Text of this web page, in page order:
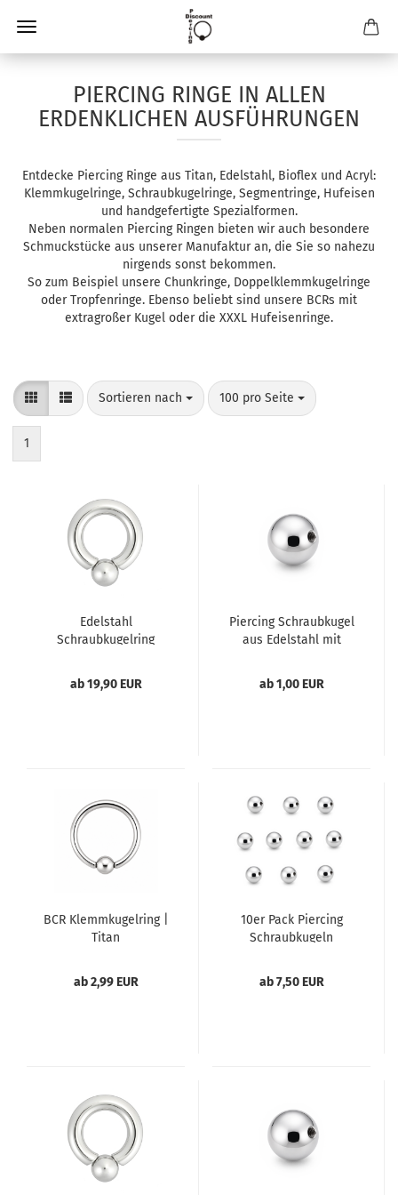
PIERCING RINGE IN ALLEN
ERDENKLICHEN AUSFÜHRUNGEN
Entdecke Piercing Ringe aus Titan, Edelstahl, Bioflex und Acryl:
Klemmkugelringe, Schraubkugelringe, Segmentringe, Hufeisen
und handgefertigte Spezialformen.
Neben normalen Piercing Ringen bieten wir auch besondere
Schmuckstücke aus unserer Manufaktur an, die Sie so nahezu
nirgends sonst bekommen.
So zum Beispiel unsere Chunkringe, Doppelklemmkugelringe
oder Tropfenringe. Ebenso beliebt sind unsere BCRs mit
extragroßer Kugel oder die XXXL Hufeisenringe.
Sortieren nach
Sortieren nach 100 pro Seite
pro Seite
1
Edelstahl
Schraubkugelring
ab 19,90 EUR
Piercing Schraubkugel
aus Edelstahl mit
ab 1,00 EUR
BCR Klemmkugelring |
Titan
ab 2,99 EUR
10er Pack Piercing
Schraubkugeln
Edelstahl
ab 7,50 EUR